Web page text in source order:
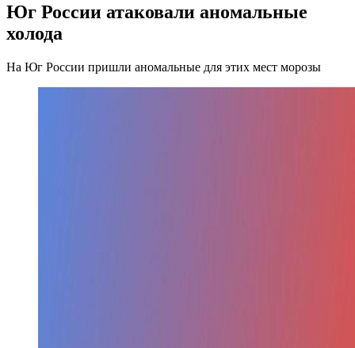
Юг России атаковали аномальные
холода
На Юг России пришли аномальные для этих мест морозы